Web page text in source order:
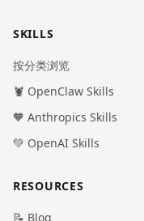
SKILLS
按分类浏览
🦞 OpenClaw Skills
🧡 Anthropics Skills
💚 OpenAI Skills
RESOURCES
📝 Blog